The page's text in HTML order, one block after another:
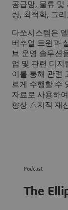
공급망, 물류 및
링, 최적화, 그
다쏘시스템은
버추얼 트윈과
브 운영 솔루션
업 및 관련 디지
이를 통해 관련
르게 수행할 수
자료로 사용하
향상 △지적 재
Podcast
The